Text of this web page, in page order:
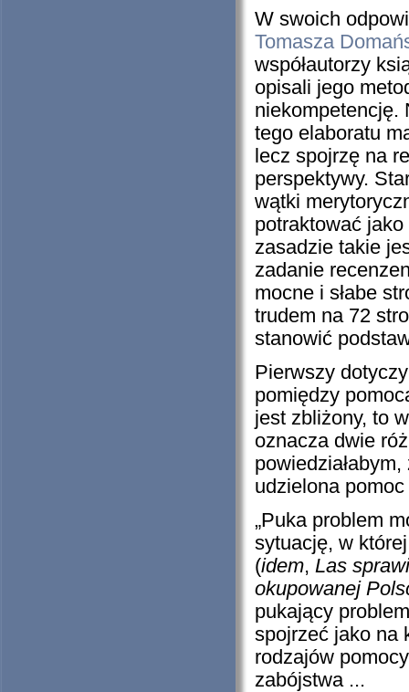
W swoich
Tomasza
współautorzy
opisali jego
niekompetencję.
tego elaboratu
lecz spojrzę na
perspektywy.
wątki
potraktować
zasadzie takie
zadanie
mocne i słabe
trudem na 72
stanowić
Pierwszy
pomiędzy
jest zbliżony, to
oznacza dwie
udzielona
„Puka problem
sytuację, w
(idem, Las
okupowanej
pukający
spojrzeć jako na
rodzajów
zabójstwa ...